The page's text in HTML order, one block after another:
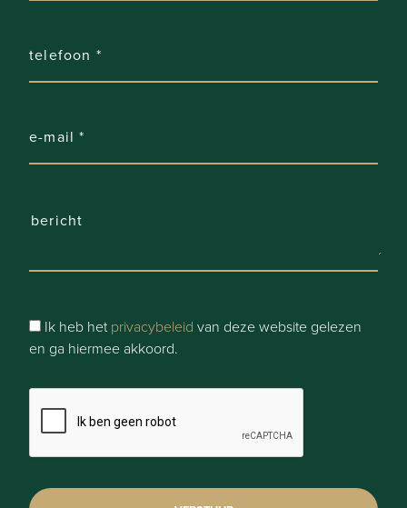
Zuid-Oost
Garage:
Garage Types:
Ja
Comfort
Ja - op 1500 m tot 2000 m
Ik heb hetprivacybeleid van deze website gelezen
en ga hiermee akkoord.